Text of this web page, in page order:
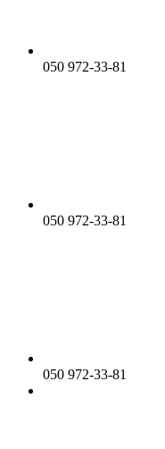
050 972-33-81
050 972-33-81
050 972-33-81